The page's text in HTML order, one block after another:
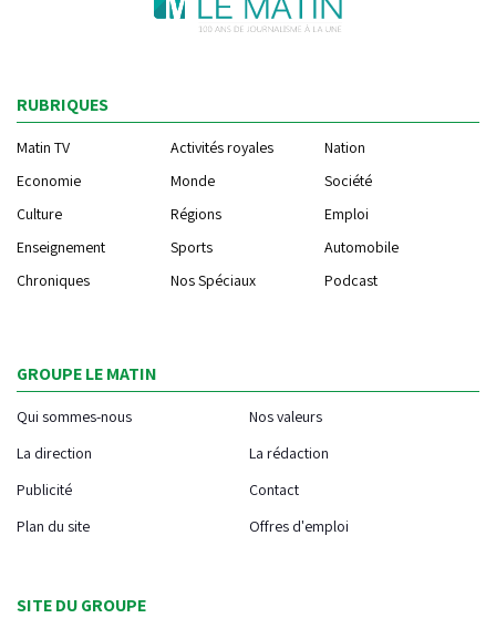
RUBRIQUES
Matin TV Activités royales
Nation
Economie
Monde
Société
Culture
Régions
Emploi
Enseignement
Sports
Automobile
Chroniques
Nos Spéciaux Podcast
GROUPE LE MATIN
Qui sommes-nous
Nos valeurs
La direction
La rédaction
Publicité
Contact
Plan du site
Offres d'emploi
SITE DU GROUPE